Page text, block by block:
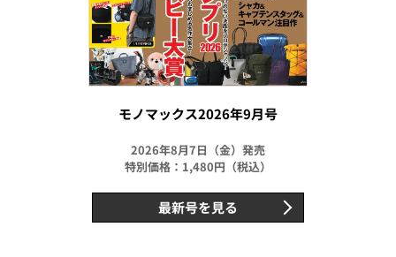
モノマックス2026年9月号
2026年8月7日（金）発売
特別価格：1,480円（税込）
最新号を見る